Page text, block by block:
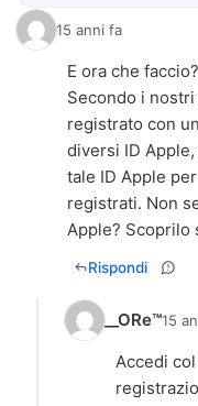
15 anni fa
E ora che
Secondo i
registrato con
diversi ID
tale ID Apple
registrati. Non
Apple? Scoprilo
Rispondi
__ORe™15
Accedi